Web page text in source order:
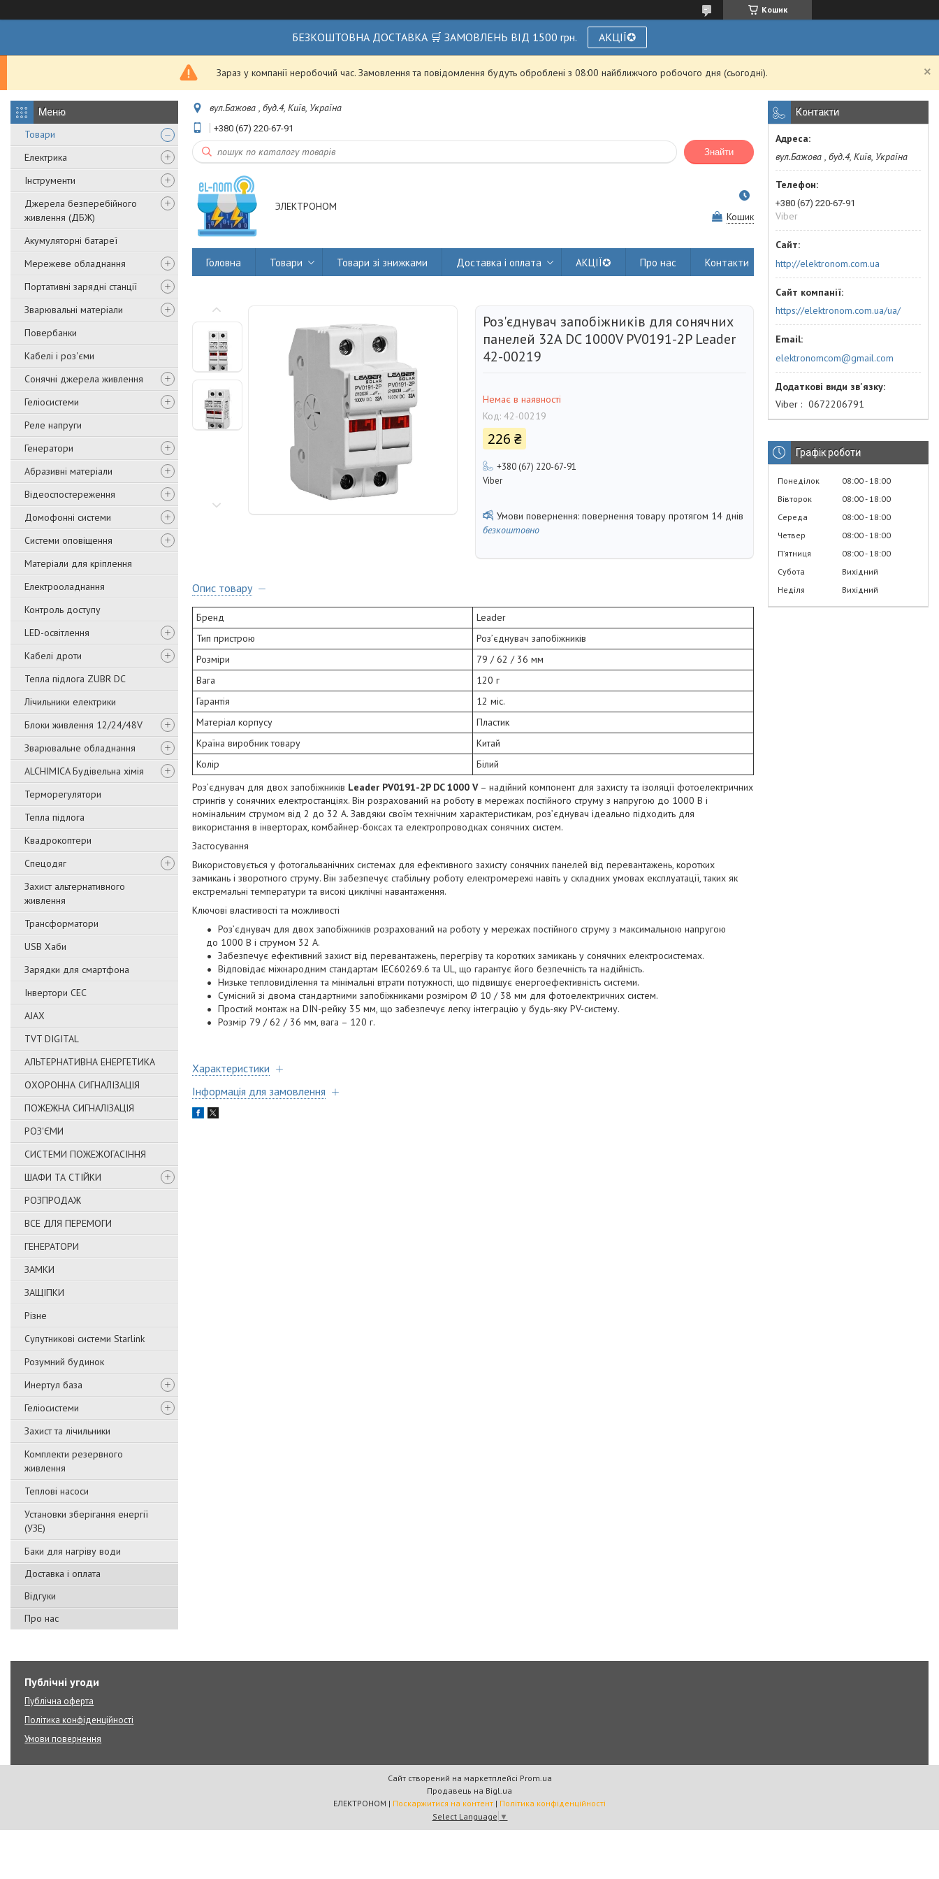
Кошик
БЕЗКОШТОВНА ДОСТАВКА 🛒 ЗАМОВЛЕНЬ ВІД 1500 грн. АКЦІЇ✪
Зараз у компанії неробочий час. Замовлення та повідомлення будуть оброблені з 08:00 найближчого робочого дня (сьогодні).
Товари
Електрика
Інструменти
Джерела безперебійного
живлення (ДБЖ)
Акумуляторні батареї
Мережеве обладнання
Портативні зарядні станції
Зварювальні матеріали
Повербанки
Кабелі і роз'єми
Сонячні джерела живлення
Геліосистеми
Реле напруги
Генератори
Абразивні матеріали
Відеоспостереження
Домофонні системи
Системи оповіщення
Матеріали для кріплення
Електрооладнання
Контроль доступу
LED-освітлення
Кабелі дроти
Тепла підлога ZUBR DC
Лічильники електрики
Блоки живлення 12/24/48V
Зварювальне обладнання
ALCHIMICA Будівельна хімія
Терморегулятори
Тепла підлога
Квадрокоптери
Спецодяг
Захист альтернативного
живлення
Трансформатори
USB Хаби
Зарядки для смартфона
Інвертори СЕС
AJAX
TVT DIGITAL
АЛЬТЕРНАТИВНА ЕНЕРГЕТИКА
ОХОРОННА СИГНАЛІЗАЦІЯ
ПОЖЕЖНА СИГНАЛІЗАЦІЯ
РОЗ'ЄМИ
СИСТЕМИ ПОЖЕЖОГАСІННЯ
ШАФИ ТА СТІЙКИ
РОЗПРОДАЖ
ВСЕ ДЛЯ ПЕРЕМОГИ
ГЕНЕРАТОРИ
ЗАМКИ
ЗАЩІПКИ
Різне
Супутникові системи Starlink
Розумний будинок
Инертул база
Геліосистеми
Захист та лічильники
Комплекти резервного
живлення
Теплові насоси
Установки зберігання енергії
(УЗЕ)
Баки для нагріву води
Доставка і оплата
Відгуки
Про нас
вул.Бажова , буд.4, Київ, Україна
+380 (67) 220-67-91
Знайти
ЭЛЕКТРОНОМ
Кошик
Головна Товари Товари зі знижками Доставка і оплата АКЦІЇ✪ Про нас Контакти
Роз'єднувач запобіжників для сонячних
панелей 32A DC 1000V PV0191-2P Leader
42-00219
Немає в наявності
Код: 42-00219
226 ₴
+380 (67) 220-67-91
Viber
повернення товару протягом 14 днів
безкоштовно
Опис товару
Бренд
Leader
Тип пристрою
Роз’єднувач запобіжників
Розміри
79 / 62 / 36 мм
Вага
120 г
Гарантія
12 міс.
Матеріал корпусу
Пластик
Країна виробник товару
Китай
Колір
Білий
Роз’єднувач для двох запобіжників Leader PV0191-2P DC 1000 V– надійний компонент для захисту та ізоляції фотоелектричних
стрингів у сонячних електростанціях. Він розрахований на роботу в мережах постійного струму з напругою до 1000 В і
номінальним струмом від 2 до 32 А. Завдяки своїм технічним характеристикам, роз’єднувач ідеально підходить для
використання в інверторах, комбайнер-боксах та електропроводках сонячних систем.
Застосування
Використовується у фотогальванічних системах для ефективного захисту сонячних панелей від перевантажень, коротких
замикань і зворотного струму. Він забезпечує стабільну роботу електромережі навіть у складних умовах експлуатації, таких як
екстремальні температури та високі циклічні навантаження.
Ключові властивості та можливості
Роз’єднувач для двох запобіжників розрахований на роботу у мережах постійного струму з максимальною напругою
до 1000 В і струмом 32 А.
Забезпечує ефективний захист від перевантажень, перегріву та коротких замикань у сонячних електросистемах.
Відповідає міжнародним стандартам IEC60269.6 та UL, що гарантує його безпечність та надійність.
Низьке тепловиділення та мінімальні втрати потужності, що підвищує енергоефективність системи.
Сумісний зі двома стандартними запобіжниками розміром Ø 10 / 38 мм для фотоелектричних систем.
Простий монтаж на DIN-рейку 35 мм, що забезпечує легку інтеграцію у будь-яку PV-систему.
Розмір 79 / 62 / 36 мм, вага – 120 г.
Характеристики
Інформація для замовлення
Контакти
вул.Бажова , буд.4, Київ, Україна
+380 (67) 220-67-91
Viber
http://elektronom.com.ua
https://elektronom.com.ua/ua/
elektronomcom@gmail.com
Viber 0672206791
Графік роботи
Понеділок 08:00 18:00
Вівторок
08:00 18:00
Середа
08:00 18:00
Четвер
08:00 18:00
Пʼятниця
08:00 18:00
Субота
Вихідний
Неділя
Вихідний
Публічні угоди
Публічна оферта
Політика конфіденційності
Умови повернення
Сайт створений на маркетплейсі Prom.ua
Продавець на Bigl.ua
ЕЛЕКТРОНОМ | Поскаржитися на контент | Політика конфіденційності
Select Language ▼